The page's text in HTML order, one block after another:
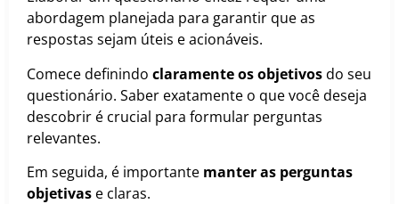
abordagem planejada para garantir que as
respostas sejam úteis e acionáveis.
Comece definindo claramente os objetivosdo seu
questionário. Saber exatamente o que você deseja
descobrir é crucial para formular perguntas
relevantes.
Em seguida, é importante manter as perguntas
objetivas e claras.